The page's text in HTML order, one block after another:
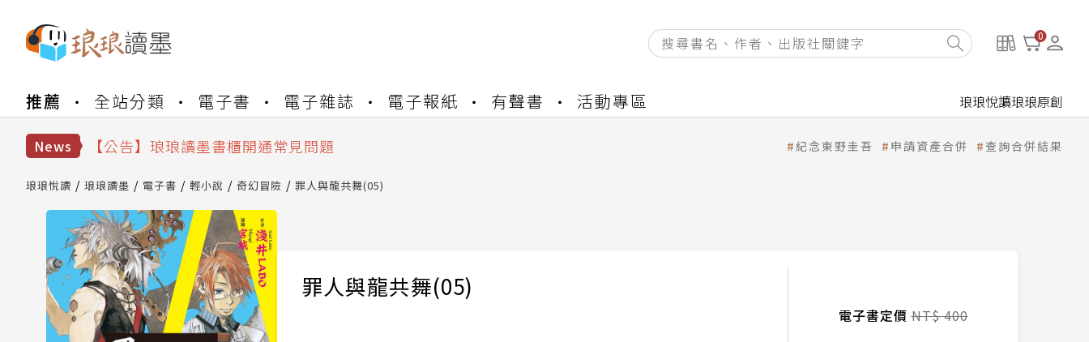
0
推薦 全站分類 電子書 電子雜誌 電子報紙 有聲書 活動專區 琅琅悅讀琅琅原創
News
【公告】琅琅讀墨數位閱讀資產合併與書櫃開通申請
【公告】琅琅讀墨 3 分鐘完成書櫃開通與資產合併申請圖文教學
【公告】琅琅讀墨數位閱讀資產合併與書櫃開通申請
紀念東野圭吾 申請資產合併 查詢合併結果
琅琅悅讀 琅琅讀墨 電子書 輕小說 奇幻冒險 罪人與龍共舞(05)
罪人與龍共舞(05)
電子書定價NT$ 400